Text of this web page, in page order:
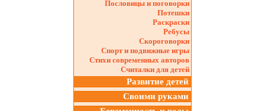
Пословицы и поговорки
Потешки
Раскраски
Ребусы
Скороговорки
Спорт и подвижные игры
Стихи современных авторов
Считалки для детей
Развитие детей
Своими руками